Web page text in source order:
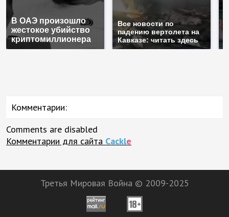
В ОАЭ произошло
жестокое убийство
криптомиллионера
Все новости по
падению вертолета на
Кавказе: читать здесь
Комментарии:
Comments are disabled
Комментарии для сайта Cackle
Третья Мировая Война © 2009-2025